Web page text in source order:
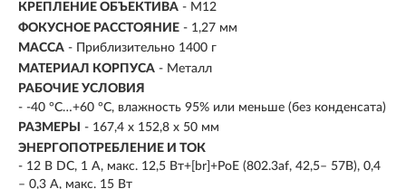
КРЕПЛЕНИЕ ОБЪЕКТИВА - M12
ФОКУСНОЕ РАССТОЯНИЕ - 1,27 мм
МАССА - Приблизительно 1400 г
МАТЕРИАЛ КОРПУСА - Металл
РАБОЧИЕ УСЛОВИЯ
- -40 °C…+60 °C, влажность 95% или меньше (без конденсата)
РАЗМЕРЫ
- 167,4 х 152,8 х 50 мм
ЭНЕРГОПОТРЕБЛЕНИЕ И ТОК
- 12 В DC, 1 А, макс. 12,5 Вт+[br]+PoE (802.3af, 42,5– 57В), 0,4
– 0,3 A, макс. 15 Вт